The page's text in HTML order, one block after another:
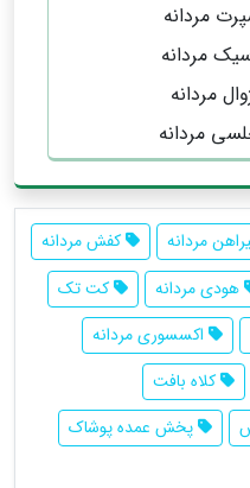
مردانه
مردانه
مردانه
مردانه
مردانه
کفش مردانه
هودی مردانه
کت تک
اکسسوری مردانه
کلاه بافت
پخش عمده پوشاک